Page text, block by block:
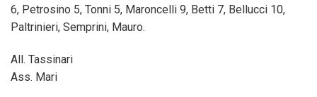
6, Petrosino 5, Tonni 5, Maroncelli 9, Betti 7, Bellucci 10,
Paltrinieri, Semprini, Mauro.
All. Tassinari
Ass. Mari